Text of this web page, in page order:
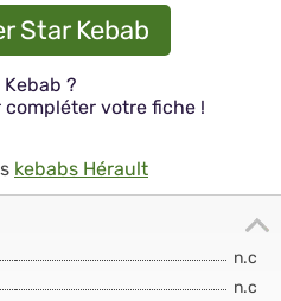
Star Kebab
?
compléter votre fiche !
kebabs Hérault
n.c
n.c